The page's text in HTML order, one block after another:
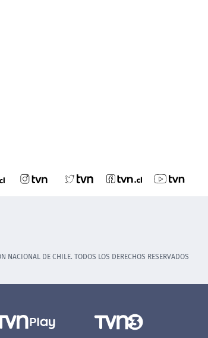
NACIONAL DE CHILE. TODOS LOS DERECHOS RESERVADOS